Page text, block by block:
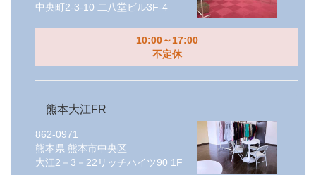
中央町2-3-10 二八堂ビル3F-4
10:00～17:00
不定休
熊本大江FR
862-0971
熊本県 熊本市中央区
大江2－3－22リッチハイツ90 1F